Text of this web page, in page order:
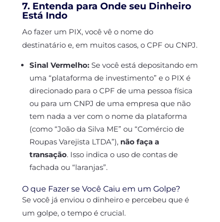
7. Entenda para Onde seu Dinheiro
Está Indo
Ao fazer um PIX, você vê o nome do
destinatário e, em muitos casos, o CPF ou CNPJ.
Sinal Vermelho:Se você está depositando em
uma “plataforma de investimento” e o PIX é
direcionado para o CPF de uma pessoa física
ou para um CNPJ de uma empresa que não
tem nada a ver com o nome da plataforma
(como “João da Silva ME” ou “Comércio de
Roupas Varejista LTDA”), não faça a
transação. Isso indica o uso de contas de
fachada ou “laranjas”.
O que Fazer se Você Caiu em um Golpe?
Se você já enviou o dinheiro e percebeu que é
um golpe, o tempo é crucial.